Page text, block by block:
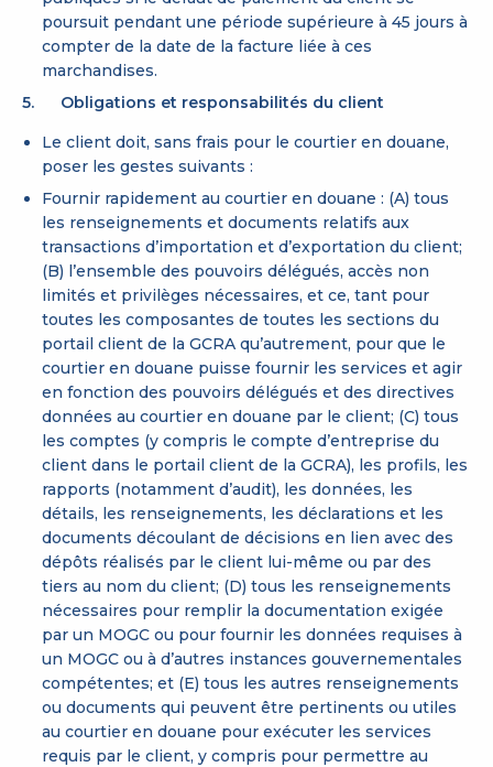
poursuit pendant une période supérieure à 45 jours à
compter de la date de la facture liée à ces
marchandises.
5. Obligations et responsabilités du client
Le client doit, sans frais pour le courtier en douane,
poser les gestes suivants :
Fournir rapidement au courtier en douane : (A) tous
les renseignements et documents relatifs aux
transactions d’importation et d’exportation du client;
(B) l’ensemble des pouvoirs délégués, accès non
limités et privilèges nécessaires, et ce, tant pour
toutes les composantes de toutes les sections du
portail client de la GCRA qu’autrement, pour que le
courtier en douane puisse fournir les services et agir
en fonction des pouvoirs délégués et des directives
données au courtier en douane par le client; (C) tous
les comptes (y compris le compte d’entreprise du
client dans le portail client de la GCRA), les profils, les
rapports (notamment d’audit), les données, les
détails, les renseignements, les déclarations et les
documents découlant de décisions en lien avec des
dépôts réalisés par le client lui-même ou par des
tiers au nom du client; (D) tous les renseignements
nécessaires pour remplir la documentation exigée
par un MOGC ou pour fournir les données requises à
un MOGC ou à d’autres instances gouvernementales
compétentes; et (E) tous les autres renseignements
ou documents qui peuvent être pertinents ou utiles
au courtier en douane pour exécuter les services
requis par le client, y compris pour permettre au